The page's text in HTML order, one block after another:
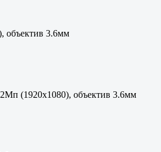
объектив 3.6мм
(1920х1080), объектив 3.6мм